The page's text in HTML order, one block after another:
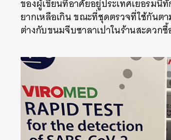
ของผู้เขียนที่อาศัยอยู่ประเทศเยอรมนี
ยากเหลือเกิน ขณะที่ชุดตรวจที่ใช้กันต
ต่างกับขนมจีบซาลาเปาในร้านสะดวก